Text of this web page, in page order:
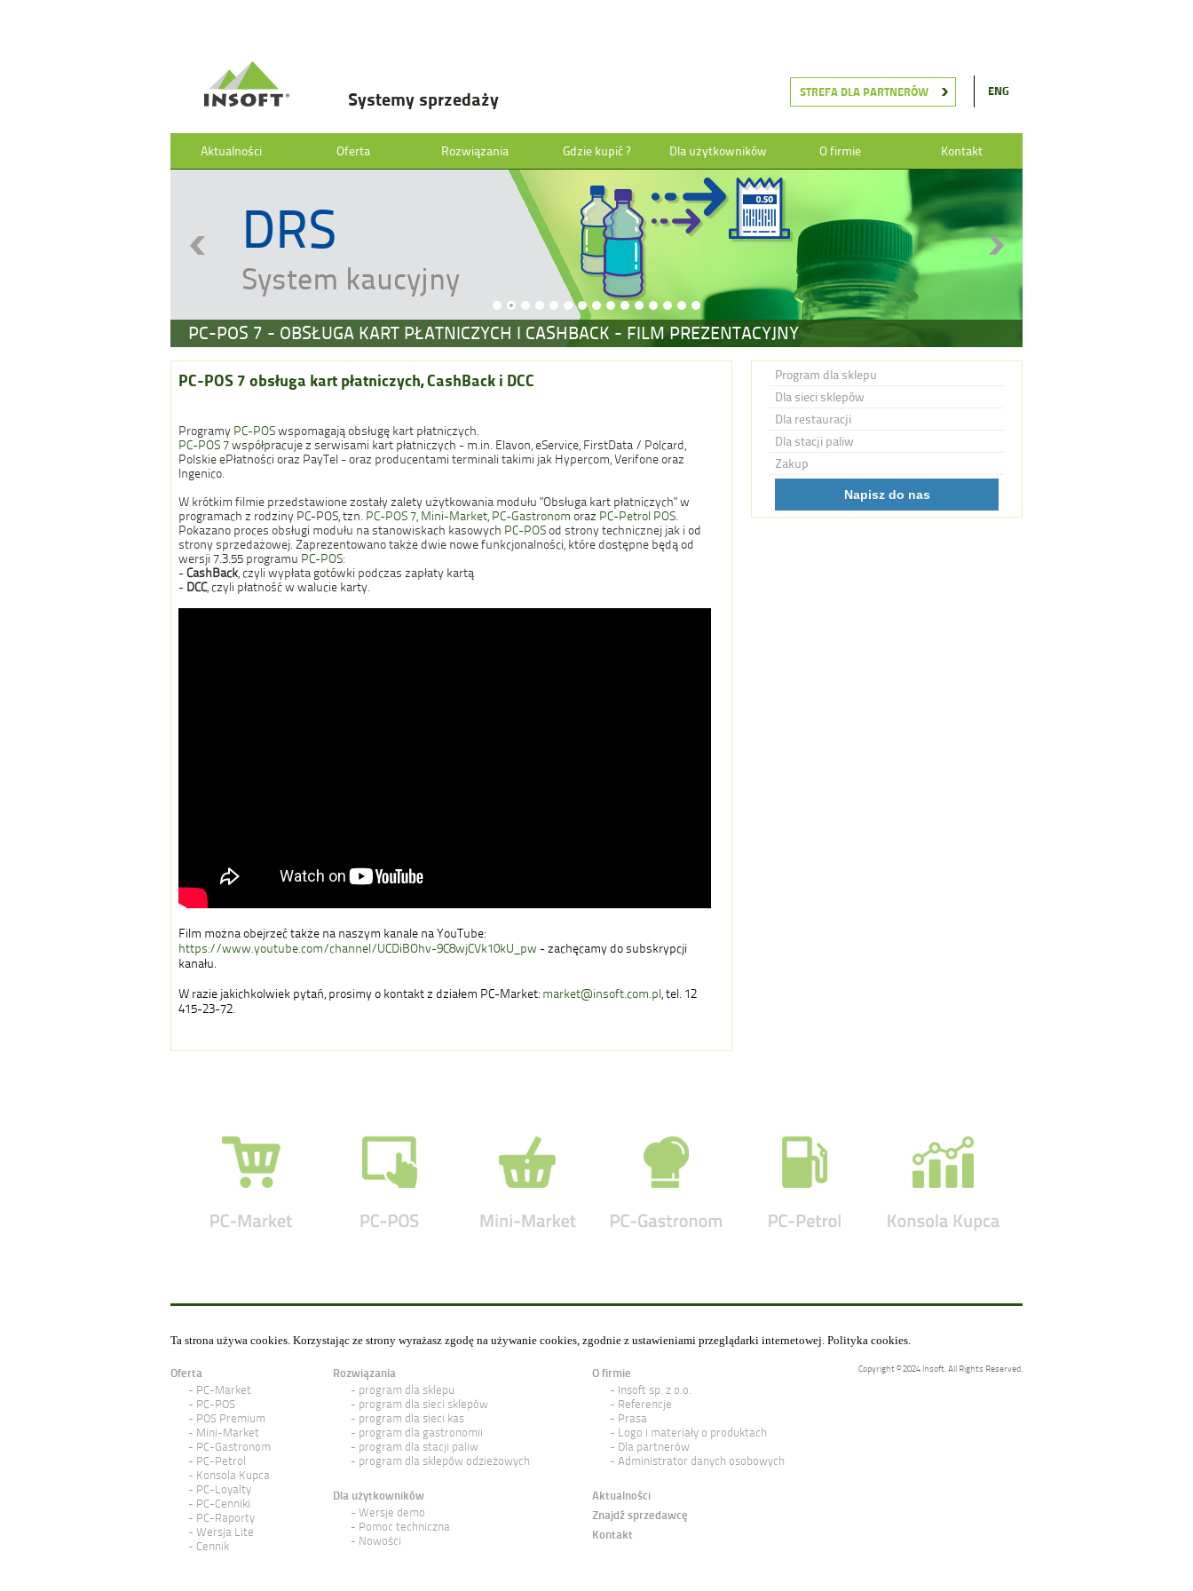
STREFA DLA PARTNERÓW ENG
Systemy sprzedaży
Aktualności Oferta Rozwiązania Gdzie kupić ? Dla użytkowników O firmie Kontakt
PC-POS 7 - OBSŁUGA KART PŁATNICZYCH I CASHBACK - FILM PREZENTACYJNY
DRS
System kaucyjny
PC-POS 7 obsługa kart płatniczych, CashBack i DCC
Programy PC-POSwspomagają obsługę kart płatniczych.
PC-POS 7współpracuje z serwisami kart płatniczych - m.in. Elavon, eService, FirstData / Polcard,
Polskie ePłatności oraz PayTel - oraz producentami terminali takimi jak Hypercom, Verifone oraz
Ingenico.
W krótkim filmie przedstawione zostały zalety użytkowania modułu "Obsługa kart płatniczych" w
programach z rodziny PC-POS, tzn. PC-POS 7 Mini-Market PC-Gastronom oraz PC-Petrol POS
Pokazano proces obsługi modułu na stanowiskach kasowych PC-POSod strony technicznej jak i od
strony sprzedażowej. Zaprezentowano także dwie nowe funkcjonalności, które dostępne będą od
wersji 7.3.55 programu PC-POS:
-CashBack , czyli wypłata gotówki podczas zapłaty kartą
- DCC, czyli płatność w walucie karty.
Film można obejrzeć także na naszym kanale na YouTube:
https://www.youtube.com/channel/UCDiBOhv-9C8wjCVk10kU_pw - zachęcamy do subskrypcji
kanału.
W razie jakichkolwiek pytań, prosimy o kontakt z działem PC-Market: market@insoft.com.pl , tel. 12
415-23-72.
Program dla sklepu
Dla sieci sklepów
Dla restauracji
Dla stacji paliw
Zakup
Napisz do nas
Ta strona używa cookies. Korzystając ze strony wyrażasz zgodę na używanie cookies, zgodnie z ustawieniami przeglądarki internetowej. Polityka cookies.
Copyright © 2024 Insoft. All Rights Reserved.
Oferta
PC-Market
PC-POS
POS Premium
Mini-Market
PC-Gastronom
PC-Petrol
Konsola Kupca
PC-Loyalty
PC-Cenniki
PC-Raporty
Wersja Lite
Cennik
Rozwiązania
program dla sklepu
program dla sieci sklepów
program dla sieci kas
program dla gastronomii
program dla stacji paliw
program dla sklepów odzieżowych
Dla użytkowników
Wersje demo
Pomoc techniczna
Nowości
O firmie
Insoft sp. z o.o.
Referencje
Prasa
Logo i materiały o produktach
Dla partnerów
Administrator danych osobowych
Aktualności
Znajdź sprzedawcę
Kontakt